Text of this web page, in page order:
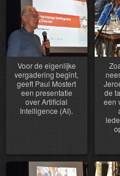
Voor de eigenlijke
vergadering begint,
geeft Paul Mostert
een presentatie
over Artificial
Intelligence (AI).
de
een